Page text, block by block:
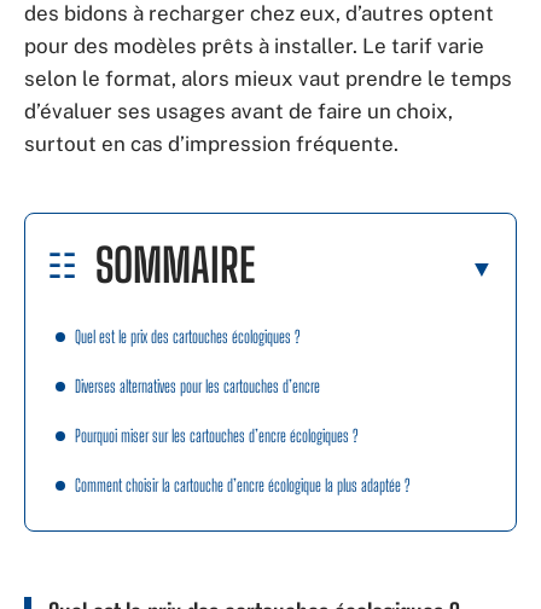
des bidons à recharger chez eux, d’autres optent
pour des modèles prêts à installer. Le tarif varie
selon le format, alors mieux vaut prendre le temps
d’évaluer ses usages avant de faire un choix,
surtout en cas d’impression fréquente.
SOMMAIRE
Quel est le prix des cartouches écologiques ?
Diverses alternatives pour les cartouches d’encre
Pourquoi miser sur les cartouches d’encre écologiques ?
Comment choisir la cartouche d’encre écologique la plus adaptée ?